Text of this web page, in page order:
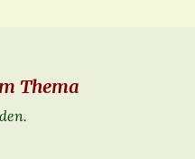
Thema